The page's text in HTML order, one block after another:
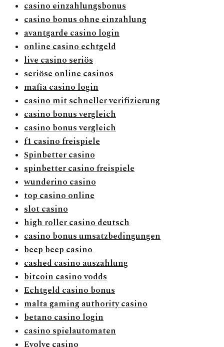
casino einzahlungsbonus
casino bonus ohne einzahlung
avantgarde casino login
online casino echtgeld
live casino seriös
seriöse online casinos
mafia casino login
casino mit schneller verifizierung
casino bonus vergleich
casino bonus vergleich
f1 casino freispiele
Spinbetter casino
spinbetter casino freispiele
wunderino casino
top casino online
slot casino
high roller casino deutsch
casino bonus umsatzbedingungen
beep beep casino
cashed casino auszahlung
bitcoin casino vodds
Echtgeld casino bonus
malta gaming authority casino
betano casino login
casino spielautomaten
Evolve casino